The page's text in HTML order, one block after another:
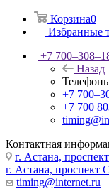
Корзина0
Избранные
+7
Назад
+7
+7 700
Контактная
г. Астана,
г. Астана, проспект
timing@internet.ru